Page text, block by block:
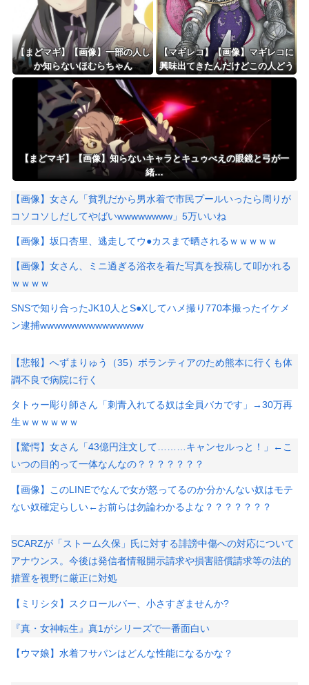
【まどマギ】【画像】一部の人し
か知らないほむらちゃん
【マギレコ】【画像】マギレコに
興味出てきたんだけどこの人どう
いう人なの
【まどマギ】【画像】知らないキャラとキュゥべえの眼鏡と弓が一
緒…
【画像】女さん「貧乳だから男水着で市民プールいったら周りが
コソコソしだしてやばいwwwwwwww」5万いいね
【画像】坂口杏里、逃走してウ●カスまで晒されるｗｗｗｗｗ
【画像】女さん、ミニ過ぎる浴衣を着た写真を投稿して叩かれる
ｗｗｗｗ
SNSで知り合ったJK10人とS●Xしてハメ撮り770本撮ったイケメ
ン逮捕wwwwwwwwwwwwwww
【悲報】へずまりゅう（35）ボランティアのため熊本に行くも体
調不良で病院に行く
タトゥー彫り師さん「刺青入れてる奴は全員バカです」→30万再
生ｗｗｗｗｗｗ
【驚愕】女さん「43億円注文して………キャンセルっと！」←こ
いつの目的って一体なんなの？？？？？？？
【画像】このLINEでなんで女が怒ってるのか分かんない奴はモテ
ない奴確定らしい←お前らは勿論わかるよな？？？？？？？
SCARZが「ストーム久保」氏に対する誹謗中傷への対応について
アナウンス。今後は発信者情報開示請求や損害賠償請求等の法的
措置を視野に厳正に対処
【ミリシタ】スクロールバー、小さすぎませんか?
『真・女神転生』真1がシリーズで一番面白い
【ウマ娘】水着フサパンはどんな性能になるかな？